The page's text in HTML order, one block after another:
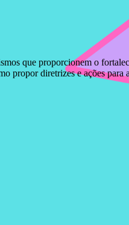
que proporcionem o
diretrizes e ações para